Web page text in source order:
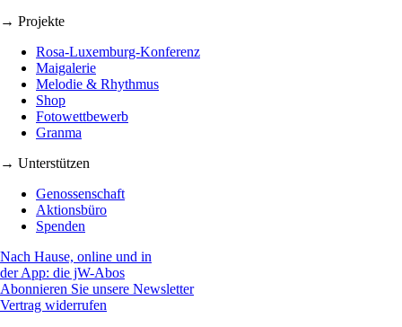
→ Projekte
Rosa-Luxemburg-Konferenz
Maigalerie
Melodie & Rhythmus
Shop
Fotowettbewerb
Granma
→ Unterstützen
Genossenschaft
Aktionsbüro
Spenden
Nach Hause, online und in
der App: die jW-Abos
Abonnieren Sie unsere Newsletter
Vertrag widerrufen